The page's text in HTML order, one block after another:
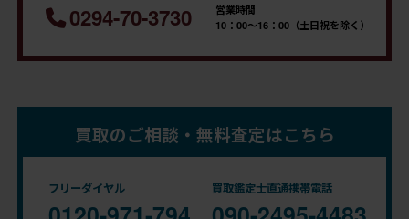
0294-70-3730
営業時間
10：00～16：00（土日祝を除く）
買取のご相談・無料査定はこちら
フリーダイヤル 買取鑑定士直通携帯電話